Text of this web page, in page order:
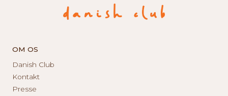
OM OS
Danish Club
Kontakt
Presse